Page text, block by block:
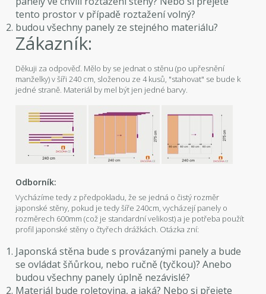
tento prostor v případě roztažení volný?
budou všechny panely ze stejného materiálu?
Zákazník:
Děkuji za odpověď. Mělo by se jednat o stěnu (po upřesnění
manželky) v šíři 240 cm, složenou ze 4 kusů, "stahovat" se bude k
jedné straně. Materiál by mel být jen jedné barvy.
Odborník:
Vycházíme tedy z předpokladu, že se jedná o čistý rozměr
japonské stěny, pokud je tedy šíře 240cm, vycházejí panely o
rozměrech 600mm (což je standardní velikost) a je potřeba použít
profil japonské stěny o čtyřech drážkách. Otázka zní:
Japonská stěna bude s provázanými panely a bude
se ovládat šňůrkou, nebo ručně (tyčkou)? Anebo
budou všechny panely úplně nezávislé?
Materiál bude roletovina, a jaká? Nebo si přejete